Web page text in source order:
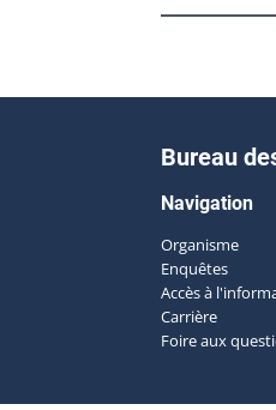
Bureau
Navigation
Organisme
Enquêtes
Accès à
Carrière
Foire aux